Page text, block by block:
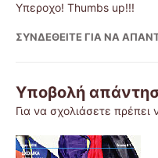
Υπεροχο! Thumbs up!!!
ΣΥΝΔΕΘΕΊΤΕ ΓΙΑ ΝΑ
Υποβολή
Για να σχολιάσετε πρέπει